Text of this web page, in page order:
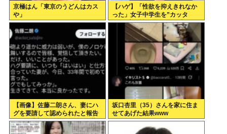
京極はん「東京のうどんはカス
や」
【ハゲ】「性欲を抑えきれなか
った」女子中学生を”カッタ
ー”で脅し性的暴行か 56歳の男
逮捕 千葉
【画像】佐藤二朗さん、妻にハ
グを要請して認められたと報告
→X民「妻には確認するのに共
演者にはなぜアドリブなの？」
坂口杏里（35）さんを家に住ま
せてあげた結果www